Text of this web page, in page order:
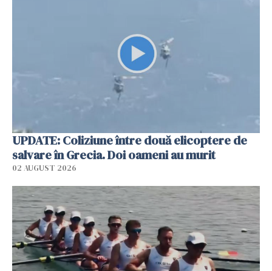
UPDATE: Coliziune între două elicoptere de
salvare în Grecia. Doi oameni au murit
02 AUGUST 2026